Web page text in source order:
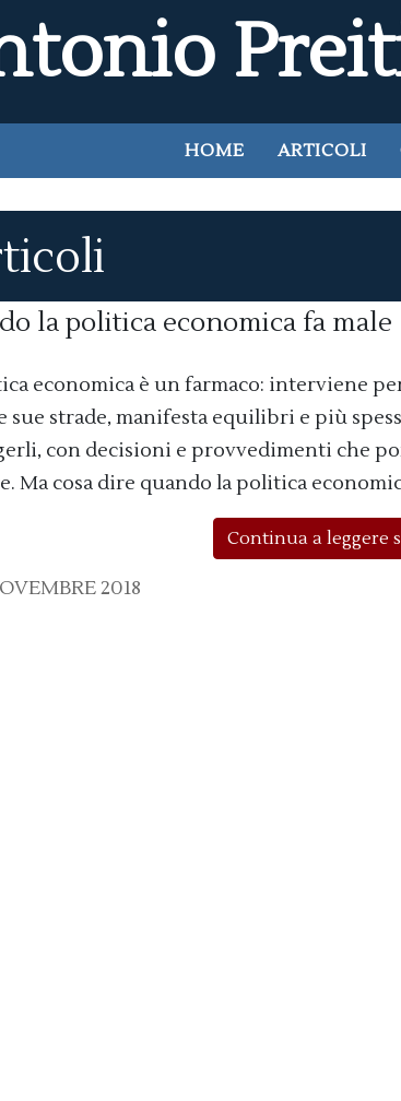
HOME ARTICOLI
la politica economica fa male
economica è un farmaco: interviene
sue strade, manifesta equilibri e più
con decisioni e provvedimenti che
Ma cosa dire quando la politica
Continua a leggere
2018